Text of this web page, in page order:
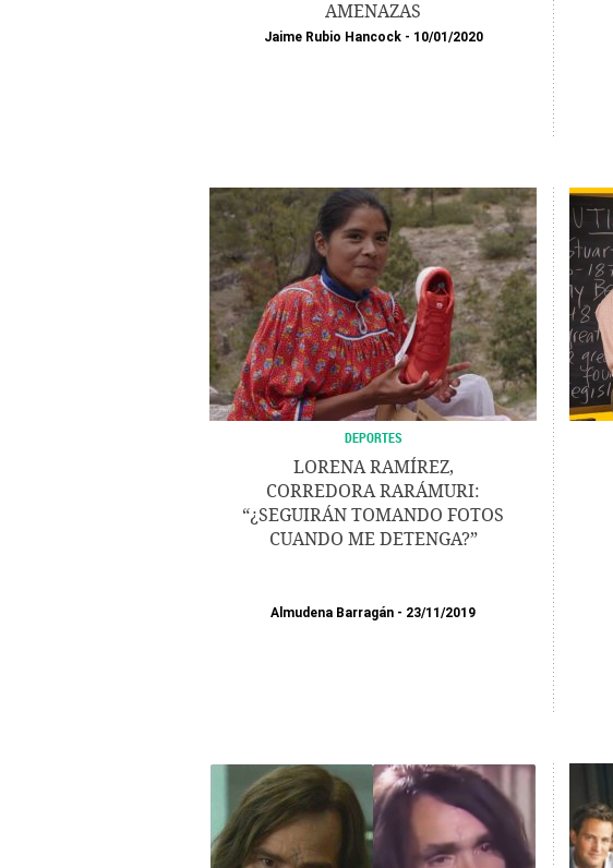
AMENAZAS
Jaime Rubio Hancock 10/01/2020
DEPORTES
LORENA RAMÍREZ,
CORREDORA RARÁMURI:
“¿SEGUIRÁN TOMANDO FOTOS
CUANDO ME DETENGA?”
Almudena Barragán 23/11/2019